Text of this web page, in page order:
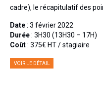
cadre), le récapitulatif des
Date: 3 février 2022
Durée: 3H30 (13H30 – 17H)
Coût: 375€ HT / stagiaire
VOIR LE DÉTAIL